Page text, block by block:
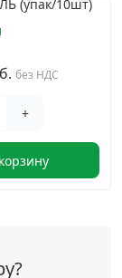
(упак/10шт)
без НДС
+